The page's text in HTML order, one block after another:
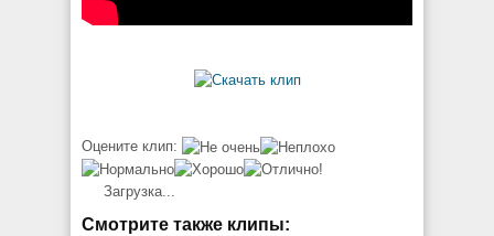
Оцените клип:
Загрузка...
Смотрите также клипы: